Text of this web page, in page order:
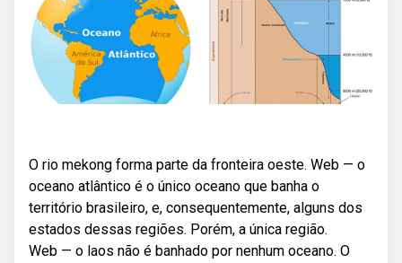
O rio mekong forma parte da fronteira oeste. Web — o
oceano atlântico é o único oceano que banha o
território brasileiro, e, consequentemente, alguns dos
estados dessas regiões. Porém, a única região.
Web — o laos não é banhado por nenhum oceano. O